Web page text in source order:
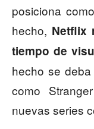
posiciona
hecho, Netflix
tiempo de
hecho se
como
nuevas series